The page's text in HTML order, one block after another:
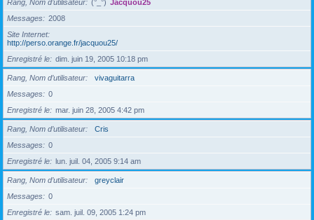
Rang, Nom d’utilisateur (°_°) Jacquou25
Messages
2008
Site Internet
http://perso.orange.fr/jacquou25/
Enregistré le
dim. juin 19, 2005 10:18 pm
Rang, Nom d’utilisateur
vivaguitarra
Messages
0
Enregistré le
mar. juin 28, 2005 4:42 pm
Rang, Nom d’utilisateur
Cris
Messages
0
Enregistré le
lun. juil. 04, 2005 9:14 am
Rang, Nom d’utilisateur
greyclair
Messages
0
Enregistré le
sam. juil. 09, 2005 1:24 pm